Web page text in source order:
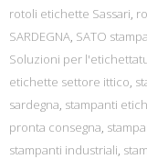
rotoli etichette Sassari,
SARDEGNA, SATO
Soluzioni per
etichette settore ittico,
sardegna, stampanti
pronta consegna,
stampanti industriali,